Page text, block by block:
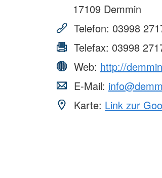
17109 Demmin
Telefon: 03998
Telefax: 03998
Web: http://
E-Mail:
Karte: Link zur